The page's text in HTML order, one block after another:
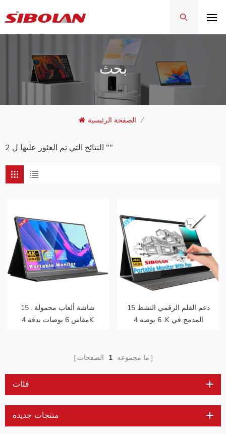
بحث
الصفحة الرئيسية /
2 النتائج التي تم العثور عليها ل ""
15 . شاشة ألعاب محمولة
مقاس 6 بوصات بدقة 4K
دعم القلم الرقمي النشط 15
. 6 بوصة 4K المدمج في
ما مجموعه 1 الصفحات
فئات
منتجات جديدة